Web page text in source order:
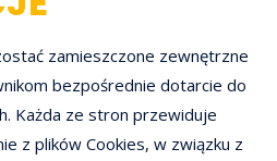
zamieszczone zewnętrzne
bezpośrednie dotarcie do
Każda ze stron przewiduje
z plików Cookies, w związku z